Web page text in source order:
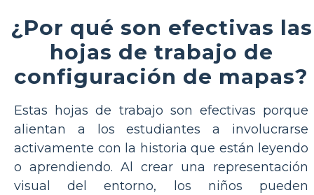
¿Por qué son efectivas las
hojas de trabajo de
configuración de mapas?
Estas hojas de trabajo son efectivas porque
alientan a los estudiantes a involucrarse
activamente con la historia que están leyendo
o aprendiendo. Al crear una representación
visual del entorno, los niños pueden